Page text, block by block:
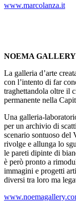
www.marcolanza.it
NOEMA GALLERY
La galleria d’arte
con l’intento di far
traghettandola oltre il
permanente nella
Una galleria-
per un archivio di
scenario sontuoso del
rivolge e allunga lo
le pareti dipinte di
è però pronto a
immagini e progetti
diversi tra loro ma